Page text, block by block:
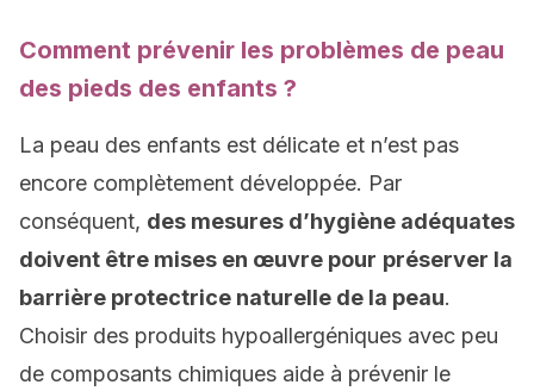
Comment prévenir les problèmes de peau
des pieds des enfants ?
La peau des enfants est délicate et n’est pas
encore complètement développée. Par
conséquent, des mesures d’hygiène adéquates
doivent être mises en œuvre pour préserver la
barrière protectrice naturelle de la peau.
Choisir des produits hypoallergéniques avec peu
de composants chimiques aide à prévenir le